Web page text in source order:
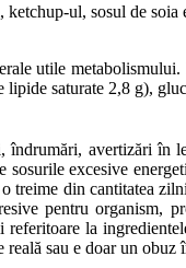
ketchup-ul, sosul de
utile
saturate 2,8 g),
îndrumări, avertizări în
sosurile excesive
treime din cantitatea
pentru organism,
la
reală sau e doar un